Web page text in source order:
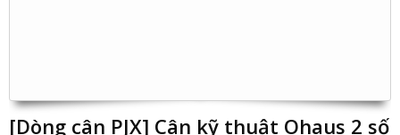
[Dòng cân PJX] Cân kỹ thuật Ohaus 2 số